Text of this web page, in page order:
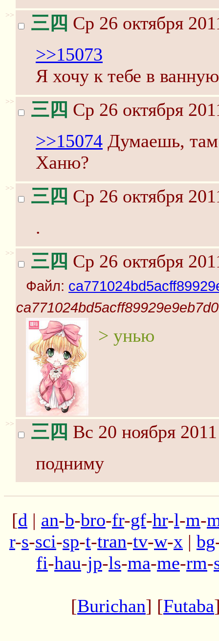
>> 三四 Ср 26 октября
>>15073
Я хочу к тебе в ванную
>> 三四 Ср 26 октября
>>15074 Думаешь, там
Ханю?
>> 三四 Ср 26 октября
.
>> 三四 Ср 26 октября
Файл:
> унью
>> 三四 Вс 20 ноября
подниму
[d | an-b-bro-fr-gf-hr-l-m-
r-s-sci-sp-t-tran-tv-w-x | bg
fi-hau-jp-ls-ma-me-rm-
[Burichan] [Futaba